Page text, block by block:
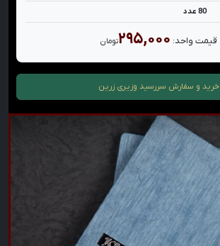
80 عدد
قیمت واحد: ۲۹۵,۰۰۰تومان
خرید و سفارش سررسید وزیری زرین